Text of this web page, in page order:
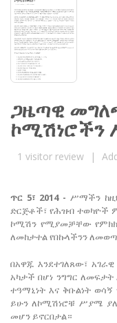
ጋዜጣዊ
ኮሚሽነሮችን
1 visitor review |
ጥር 5፣ 2014 - ሥማችን
ድርጅቶች፣ የሕዝብ ተወካዮች
ኮሚሽን የሚያመቻቸው
ለመከታተል የበኩላችንን
በአዋጁ እንደተገለጸው፣
አካታች በሆነ ንግግር
ተዓማኒነት እና ቅቡልነት
ይሁን ለኮሚሽነሮቹ ሥያሜ
መሆን ይኖርበታል።